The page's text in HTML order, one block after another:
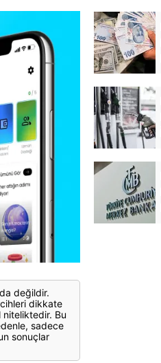
değildir.
dikkate
niteliktedir. Bu
sadece
sonuçlar